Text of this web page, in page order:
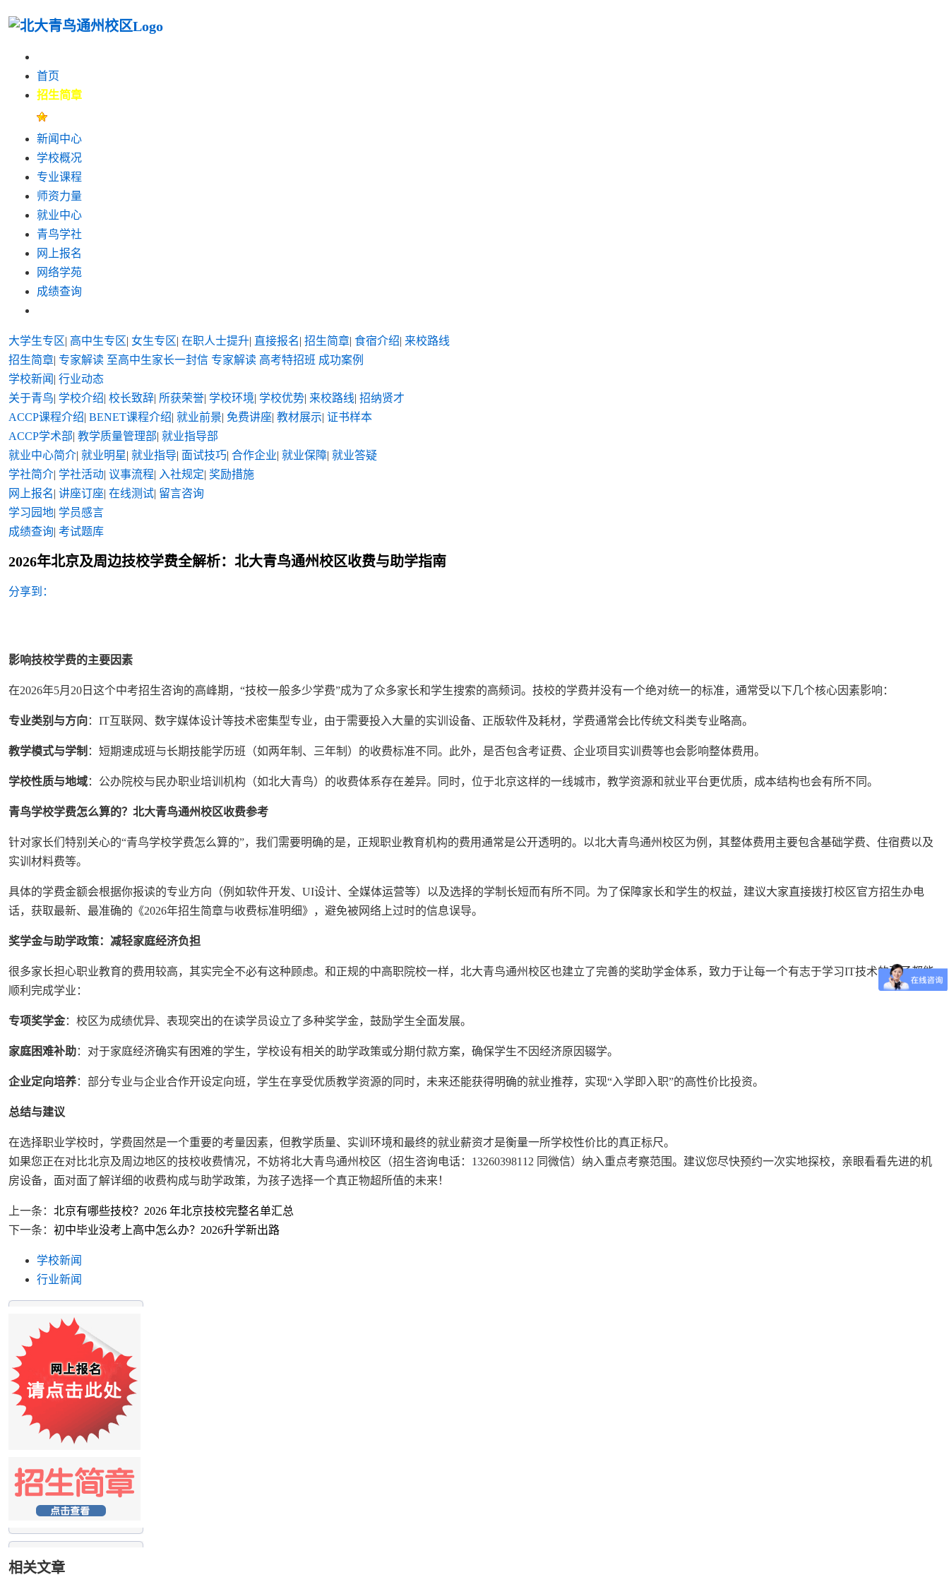
首页
招生简章
新闻中心
学校概况
专业课程
师资力量
就业中心
青鸟学社
网上报名
网络学苑
成绩查询
大学生专区| 高中生专区| 女生专区| 在职人士提升| 直接报名| 招生简章| 食宿介绍| 来校路线
招生简章| 专家解读 至高中生家长一封信 专家解读 高考特招班 成功案例
学校新闻 | 行业动态
关于青鸟| 学校介绍| 校长致辞| 所获荣誉| 学校环境| 学校优势| 来校路线| 招纳贤才
ACCP课程介绍| BENET课程介绍| 就业前景| 免费讲座| 教材展示| 证书样本
ACCP学术部| 教学质量管理部| 就业指导部
就业中心简介| 就业明星| 就业指导| 面试技巧| 合作企业| 就业保障| 就业答疑
学社简介| 学社活动| 议事流程| 入社规定| 奖励措施
网上报名| 讲座订座| 在线测试| 留言咨询
学习园地| 学员感言
成绩查询| 考试题库
2026年北京及周边技校学费全解析：北大青鸟通州校区收费与助学指南
分享到：
影响技校学费的主要因素
在2026年5月20日这个中考招生咨询的高峰期，“技校一般多少学费”成为了众多家长和学生搜索的高频词。技校的学费并没有一个绝对统一的标准，通常受以下几个核心因素影响：
专业类别与方向 ：IT互联网、数字媒体设计等技术密集型专业，由于需要投入大量的实训设备、正版软件及耗材，学费通常会比传统文科类专业略高。
教学模式与学制 ：短期速成班与长期技能学历班（如两年制、三年制）的收费标准不同。此外，是否包含考证费、企业项目实训费等也会影响整体费用。
学校性质与地域：公办院校与民办职业培训机构（如北大青鸟）的收费体系存在差异。同时，位于北京这样的一线城市，教学资源和就业平台更优质，成本结构也会有所不同。
青鸟学校学费怎么算的？北大青鸟通州校区收费参考
针对家长们特别关心的“青鸟学校学费怎么算的”，我们需要明确的是，正规职业教育机构的费用通常是公开透明的。以北大青鸟通州校区为例，其整体费用主要包含基础学费、住宿费以及
实训材料费等。
具体的学费金额会根据你报读的专业方向（例如软件开发、UI设计、全媒体运营等）以及选择的学制长短而有所不同。为了保障家长和学生的权益，建议大家直接拨打校区官方招生办电
话，获取最新、最准确的《2026年招生简章与收费标准明细》，避免被网络上过时的信息误导。
奖学金与助学政策：减轻家庭经济负担
很多家长担心职业教育的费用较高，其实完全不必有这种顾虑。和正规的中高职院校一样，北大青鸟通州校区也建立了完善的奖助学金体系，致力于让每一个有志于学习IT技术的孩子都能
顺利完成学业：
专项奖学金：校区为成绩优异、表现突出的在读学员设立了多种奖学金，鼓励学生全面发展。
家庭困难补助：对于家庭经济确实有困难的学生，学校设有相关的助学政策或分期付款方案，确保学生不因经济原因辍学。
企业定向培养：部分专业与企业合作开设定向班，学生在享受优质教学资源的同时，未来还能获得明确的就业推荐，实现“入学即入职”的高性价比投资。
总结与建议
在选择职业学校时，学费固然是一个重要的考量因素，但教学质量、实训环境和最终的就业薪资才是衡量一所学校性价比的真正标尺。
如果您正在对比北京及周边地区的技校收费情况，不妨将北大青鸟通州校区（招生咨询电话：13260398112 同微信）纳入重点考察范围。建议您尽快预约一次实地探校，亲眼看看先进的机
房设备，面对面了解详细的收费构成与助学政策，为孩子选择一个真正物超所值的未来！
上一条： 北京有哪些技校？2026 年北京技校完整名单汇总
下一条： 初中毕业没考上高中怎么办？2026升学新出路
学校新闻
行业新闻
相关文章